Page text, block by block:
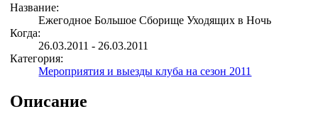
Название:
Ежегодное Большое Сборище Уходящих в Ночь
Когда:
26.03.2011 - 26.03.2011
Категория:
Мероприятия и выезды клуба на сезон 2011
Описание